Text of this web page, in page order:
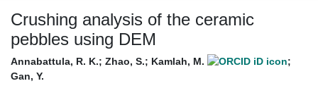
Crushing analysis of the ceramic
pebbles using DEM
Annabattula, R. K.; Zhao, S.; Kamlah, M.
;
Gan, Y.